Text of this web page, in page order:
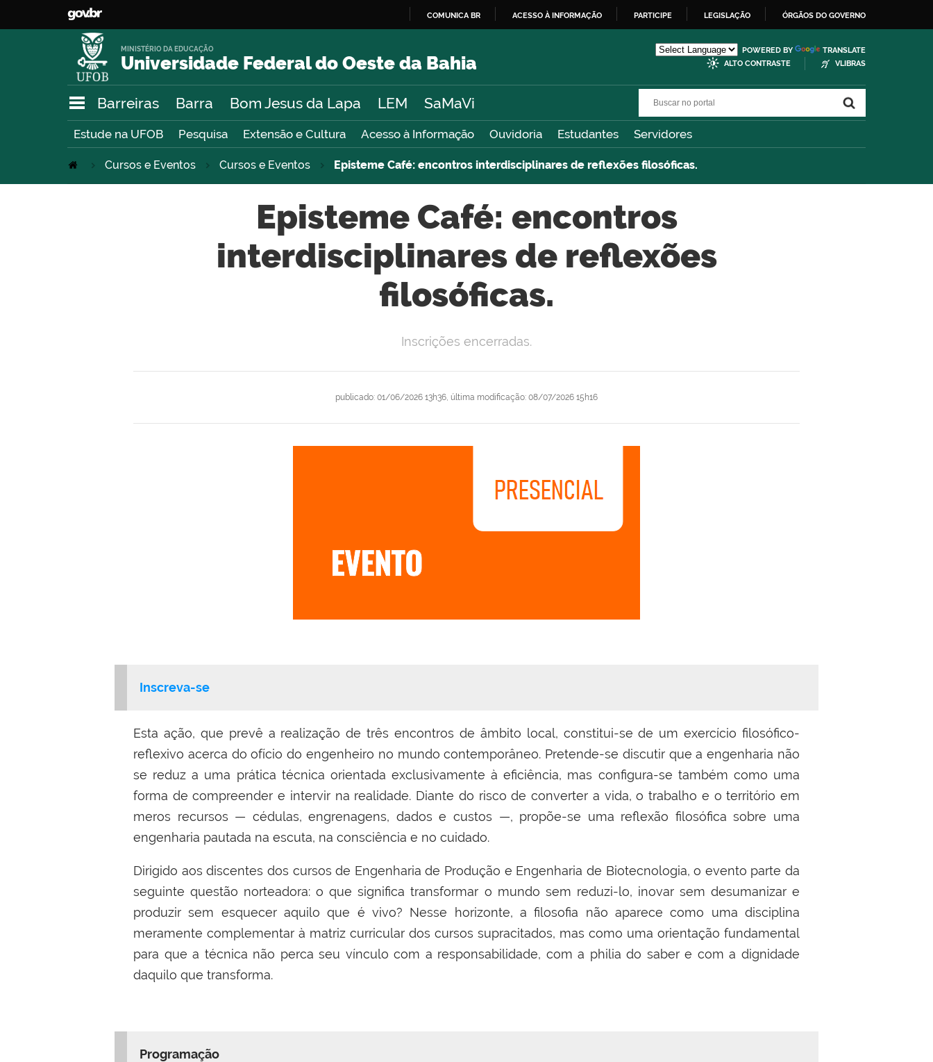
O
COMUNICA BR ACESSO À INFORMAÇÃO PARTICIPE LEGISLAÇÃO ÓRGÃOS DO GOVERNO
Universidade Federal do Oeste da Bahia
MINISTÉRIO DA EDUCAÇÃO POWERED BY
TRANSLATE
ALTO CONTRASTE
VLIBRAS
Barreiras Barra Bom Jesus da Lapa LEM SaMaVi
Estude na UFOB Pesquisa Extensão e Cultura Acesso à Informação Ouvidoria Estudantes Servidores
Cursos e Eventos Cursos e Eventos Episteme Café: encontros interdisciplinares de reflexões filosóficas.
Episteme Café: encontros
interdisciplinares de reflexões
filosóficas.
publicado: 01/06/2026 13h36, última modificação: 08/07/2026 15h16
Inscrições encerradas.
Inscreva-se
Esta ação, que prevê a realização de três encontros de âmbito local, constitui-se de um exercício filosófico-
reflexivo acerca do ofício do engenheiro no mundo contemporâneo. Pretende-se discutir que a engenharia não
se reduz a uma prática técnica orientada exclusivamente à eficiência, mas configura-se também como uma
forma de compreender e intervir na realidade. Diante do risco de converter a vida, o trabalho e o território em
meros recursos — cédulas, engrenagens, dados e custos —, propõe-se uma reflexão filosófica sobre uma
engenharia pautada na escuta, na consciência e no cuidado.
Dirigido aos discentes dos cursos de Engenharia de Produção e Engenharia de Biotecnologia, o evento parte da
seguinte questão norteadora: o que significa transformar o mundo sem reduzi-lo, inovar sem desumanizar e
produzir sem esquecer aquilo que é vivo? Nesse horizonte, a filosofia não aparece como uma disciplina
meramente complementar à matriz curricular dos cursos supracitados, mas como uma orientação fundamental
para que a técnica não perca seu vínculo com a responsabilidade, com a philia do saber e com a dignidade
daquilo que transforma.
Programação